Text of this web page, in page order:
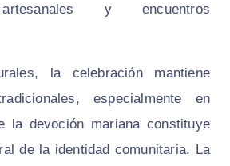
y encuentros
la celebración mantiene
especialmente en
la devoción mariana constituye
de la identidad comunitaria. La